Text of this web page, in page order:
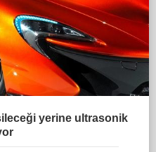
yerine ultrasonik